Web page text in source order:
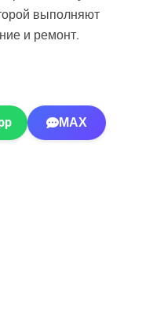
выполняют
и ремонт.
МАХ